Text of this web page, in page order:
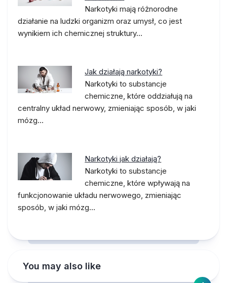
Narkotyki mają różnorodne
działanie na ludzki organizm oraz umysł, co jest
wynikiem ich chemicznej struktury…
Jak działają narkotyki?
Narkotyki to substancje
chemiczne, które oddziałują na
centralny układ nerwowy, zmieniając sposób, w jaki
mózg…
Narkotyki jak działają?
Narkotyki to substancje
chemiczne, które wpływają na
funkcjonowanie układu nerwowego, zmieniając
sposób, w jaki mózg…
You may also like